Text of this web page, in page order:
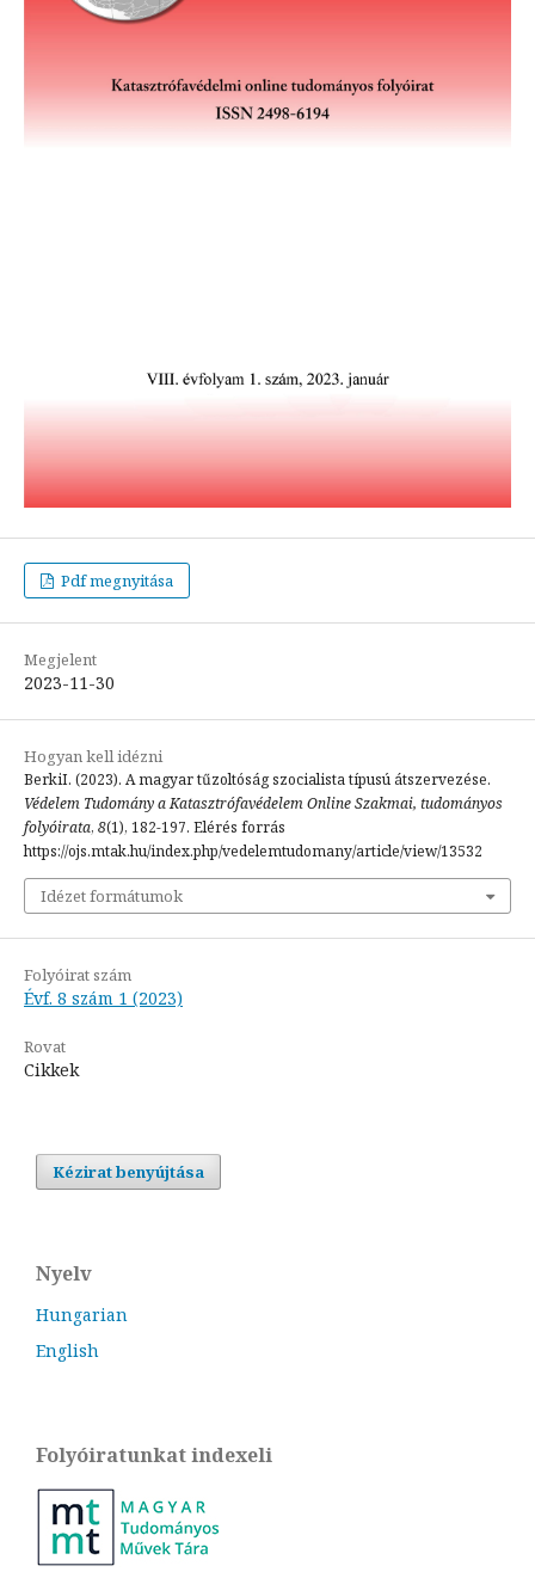
Pdf megnyitása
Megjelent
2023-11-30
Hogyan kell idézni
BerkiI. (2023). A magyar tűzoltóság szocialista típusú átszervezése.
Védelem Tudomány a Katasztrófavédelem Online Szakmai, tudományos
folyóirata, 8(1), 182-197. Elérés forrás
https://ojs.mtak.hu/index.php/vedelemtudomany/article/view/13532
Idézet formátumok
Folyóirat szám
Évf. 8 szám 1 (2023)
Rovat
Cikkek
Kézirat benyújtása
Nyelv
Hungarian
English
Folyóiratunkat indexeli